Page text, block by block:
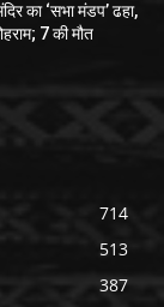
का ‘सभा मंडप’ ढहा,
7 की मौत
714
513
387